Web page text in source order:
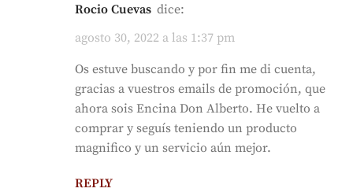
Rocio Cuevas dice:
agosto 30, 2022 a las 1:37 pm
Os estuve buscando y por fin me di cuenta,
gracias a vuestros emails de promoción, que
ahora sois Encina Don Alberto. He vuelto a
comprar y seguís teniendo un producto
magnifico y un servicio aún mejor.
REPLY